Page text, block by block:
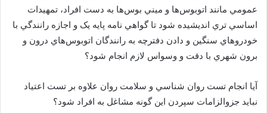
عمومي مانند اتوبوس‌ها و ميني بوس‌ها به دست افراد، تمهيدات
اساسي تري انديشيده شود تا گواهي نامه پايه يک و اجازه رانندگي با
خودروهاي سنگين و دادن دفترچه به رانندگان اتوبوس‌هاي درون و
برون شهري با دقت و وسواس لازم انجام شود؟
آيا انجام تست روان شناسي و سلامت روان علاوه بر تست اعتياد
نبايد جزوالزامات سپردن اين گونه مشاغل به افراد شود؟